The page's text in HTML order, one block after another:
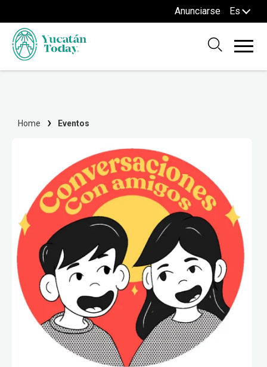
Anunciarse Es
Home Eventos